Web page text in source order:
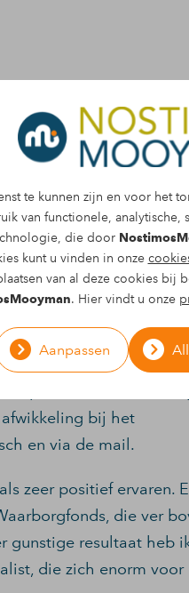
te kunnen zijn en voor het
van functionele, analytische,
die door
kunt u vinden in onze
van al deze cookies bij
. Hier vindt u onze
Aanpassen
is gereden, heb ik
hier heeft mij
bij het
en via de mail.
zeer positief ervaren.
die ver
gunstige resultaat heb
die zich enorm voor